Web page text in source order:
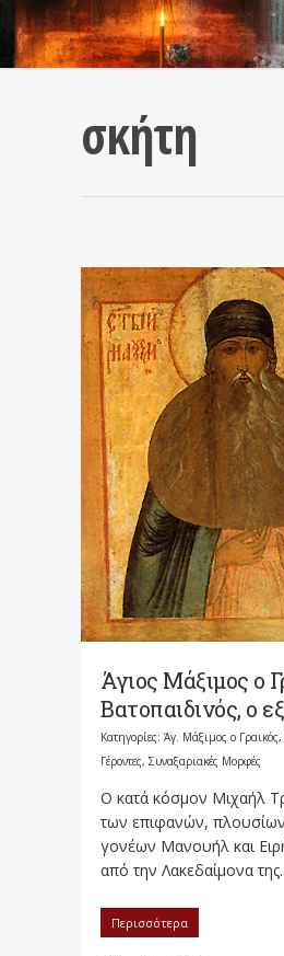
σκήτη
Άγιος Μάξιμος ο
Βατοπαιδινός, ο
Κατηγορίες: Άγ. Μάξιμος ο Γραικός,
Γέροντες, Συναξαριακές Μορφές
Ο κατά κόσμον Μιχαήλ
των επιφανών,
γονέων Μανουήλ και
από την Λακεδαίμονα
Περισσότερα